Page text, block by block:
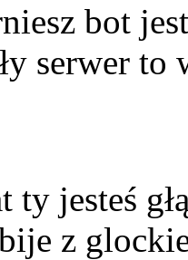
bot
serwer to
ty jesteś
z